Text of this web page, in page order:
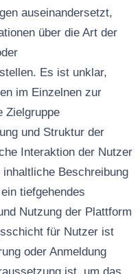
auseinandersetzt,
über die Art der
Es ist unklar,
im Einzelnen zur
Zielgruppe
und Struktur der
Interaktion der Nutzer
Beschreibung
tiefgehendes
Nutzung der Plattform
für Nutzer ist
oder Anmeldung